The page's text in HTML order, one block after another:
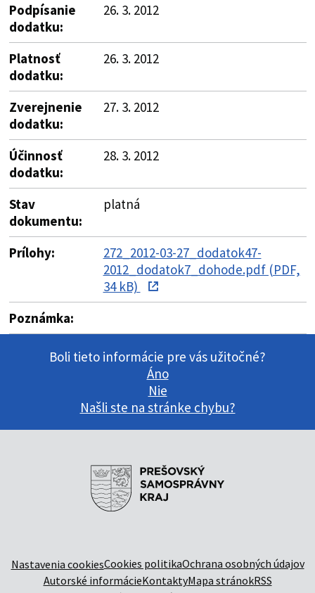
Podpísanie
dodatku:
26. 3. 2012
Platnosť
dodatku:
26. 3. 2012
Zverejnenie
dodatku:
27. 3. 2012
Účinnosť
dodatku:
28. 3. 2012
Stav
dokumentu:
platná
Prílohy:
272_2012-03-27_dodatok47-
2012_dodatok7_dohode.pdf (PDF,
34 kB)
Poznámka:
Boli tieto informácie pre vás užitočné?
Áno
Nie
Našli ste na stránke chybu?
Nastavenia cookiesCookies politikaOchrana osobných údajov
Autorské informácieKontaktyMapa stránokRSS